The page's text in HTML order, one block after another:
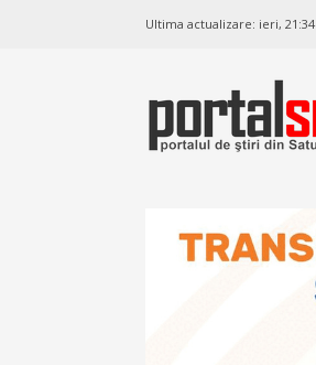
Ultima actualizare: ieri, 21:34